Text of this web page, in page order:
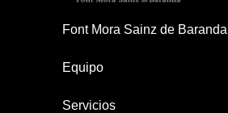
Font Mora Sainz de Baranda
Equipo
Servicios